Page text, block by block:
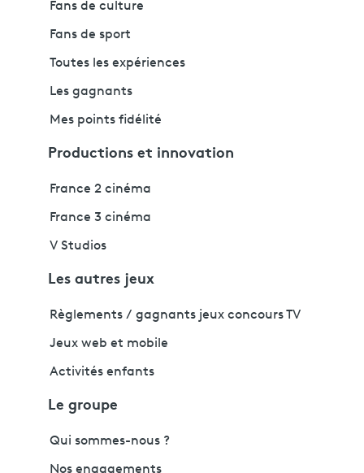
Fans de culture
Fans de sport
Toutes les expériences
Les gagnants
Mes points fidélité
Productions et innovation
France 2 cinéma
France 3 cinéma
V Studios
Les autres jeux
Règlements / gagnants jeux concours TV
Jeux web et mobile
Activités enfants
Le groupe
Qui sommes-nous ?
Nos engagements